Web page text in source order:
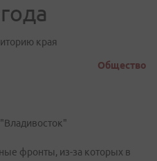
края
Общество
фронты, из-за которых в